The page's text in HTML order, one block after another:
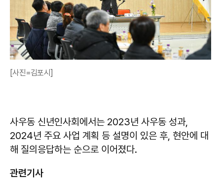
[사진=김포시]
사우동 신년인사회에서는 2023년 사우동 성과,
2024년 주요 사업 계획 등 설명이 있은 후, 현안에 대
해 질의응답하는 순으로 이어졌다.
관련기사